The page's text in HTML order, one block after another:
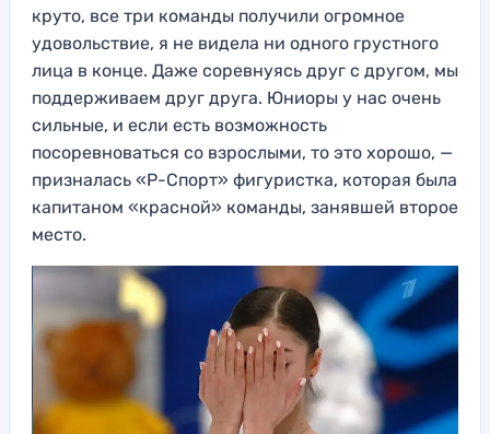
круто, все три команды получили огромное
удовольствие, я не видела ни одного грустного
лица в конце. Даже соревнуясь друг с другом, мы
поддерживаем друг друга. Юниоры у нас очень
сильные, и если есть возможность
посоревноваться со взрослыми, то это хорошо, —
призналась «Р-Спорт» фигуристка, которая была
капитаном «красной» команды, занявшей второе
место.